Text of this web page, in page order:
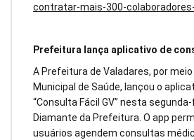
contratar-mais-300-
Prefeitura lança aplicativo de
A Prefeitura de Valadares, por
Municipal de Saúde, lançou o
“Consulta Fácil GV” nesta
Diamante da Prefeitura. O app
usuários agendem consultas